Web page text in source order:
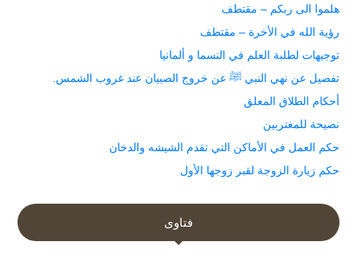
هلموا الى ربكم – مقتطف
رؤية الله في الأخرة – مقتطف
توجيهات لطلبة العلم في النسما و ألمانيا
تفصيل عن نهي النبي ﷺ عن خروج الصبيان عند غروب الشمس.
أحكام الطلاق المعلق
نصيحة للمغتربين
حكم العمل في الأماكن التي تقدم الشيشه والدخان
حكم زيارة الزوجة لقبر زوجها الأول
فتاوى